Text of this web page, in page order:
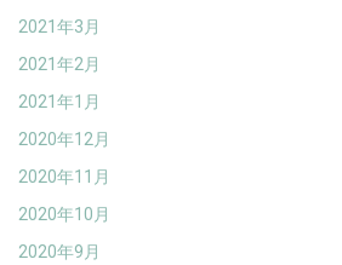
2021年3月
2021年2月
2021年1月
2020年12月
2020年11月
2020年10月
2020年9月